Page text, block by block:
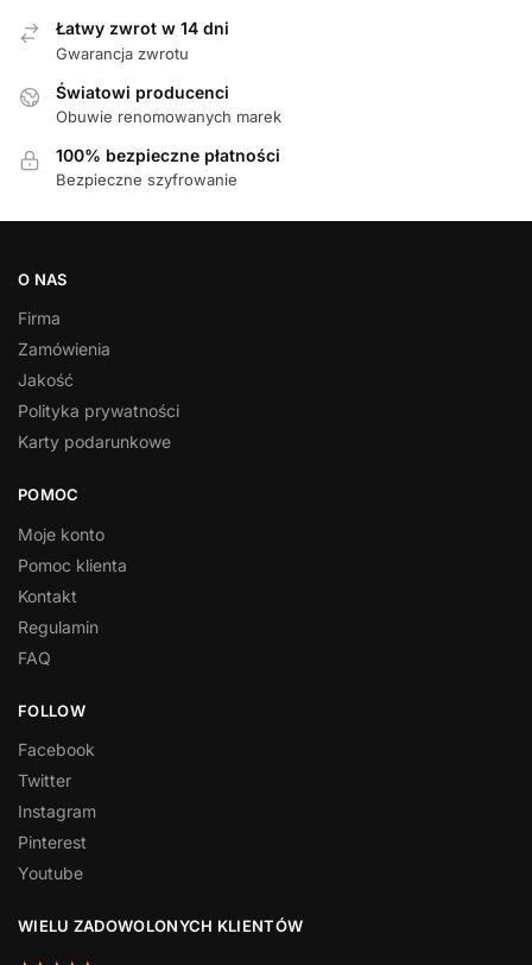
Łatwy zwrot w 14 dni
Gwarancja zwrotu
Światowi producenci
Obuwie renomowanych marek
100% bezpieczne płatności
Bezpieczne szyfrowanie
O NAS
Firma
Zamówienia
Jakość
Polityka prywatności
Karty podarunkowe
POMOC
Moje konto
Pomoc klienta
Kontakt
Regulamin
FAQ
FOLLOW
Facebook
Twitter
Instagram
Pinterest
Youtube
WIELU ZADOWOLONYCH KLIENTÓW